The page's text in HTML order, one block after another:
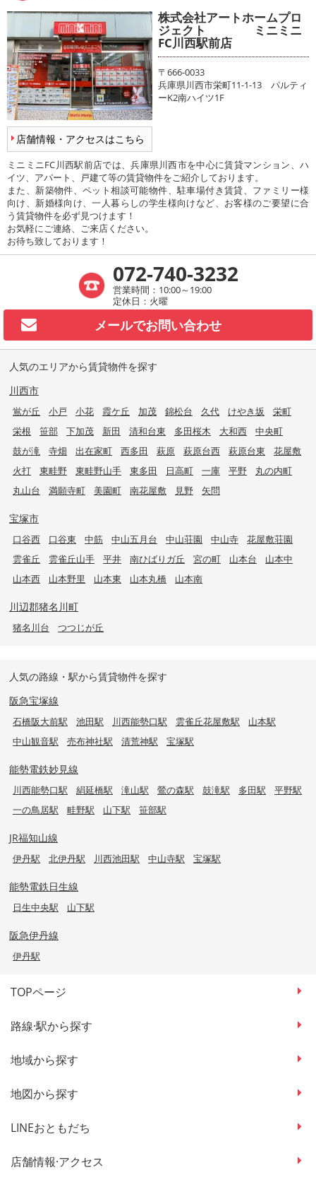
店舗情報・アクセスはこちら
株式会社アートホームプロ
ジェクト ミニミニ
FC川西駅前店
〒666-0033
兵庫県川西市栄町11-1-13 パルティ
ーK2南ハイツ1F
ミニミニFC川西駅前店では、兵庫県川西市を中心に賃貸マンション、ハ
イツ、アパート、戸建て等の賃貸物件をご紹介しております。
また、新築物件、ペット相談可能物件、駐車場付き賃貸、ファミリー様
向け、新婚様向け、一人暮らしの学生様向けなど、お客様のご要望に合
う賃貸物件を必ず見つけます！
お気軽にご連絡、ご来店ください。
お待ち致しております！
072-740-3232
営業時間：10:00～19:00
定休日：火曜
メールでお問い合わせ
人気のエリアから賃貸物件を探す
川西市
鴬が丘 小戸 小花 霞ケ丘 加茂 錦松台 久代 けやき坂
栄町
栄根
笹部 下加茂 新田 清和台東 多田桜木 大和西
中央町
鼓が滝
寺畑 出在家町 西多田 萩原 萩原台西 萩原台東
花屋敷
火打
東畦野 東畦野山手 東多田 日高町 一庫 平野
丸の内町
丸山台
満願寺町 美園町 南花屋敷 見野 矢問
宝塚市
口谷西 口谷東 中筋 中山五月台 中山荘園 中山寺
花屋敷荘園
雲雀丘
雲雀丘山手 平井 南ひばりガ丘 宮の町 山本台
山本中
山本西
山本野里 山本東 山本丸橋 山本南
川辺郡猪名川町
猪名川台 つつじが丘
人気の路線・駅から賃貸物件を探す
阪急宝塚線
石橋阪大前駅 池田駅 川西能勢口駅 雲雀丘花屋敷駅
山本駅
中山観音駅
売布神社駅 清荒神駅 宝塚駅
能勢電鉄妙見線
川西能勢口駅 絹延橋駅 滝山駅 鶯の森駅 鼓滝駅 多田駅
平野駅
一の鳥居駅
畦野駅 山下駅 笹部駅
JR福知山線
伊丹駅 北伊丹駅 川西池田駅 中山寺駅 宝塚駅
能勢電鉄日生線
日生中央駅 山下駅
阪急伊丹線
伊丹駅
TOPページ
路線·駅から探す
地域から探す
地図から探す
LINEおともだち
店舗情報·アクセス